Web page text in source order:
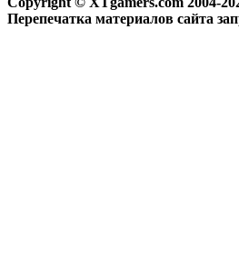
Перепечатка материалов сайта